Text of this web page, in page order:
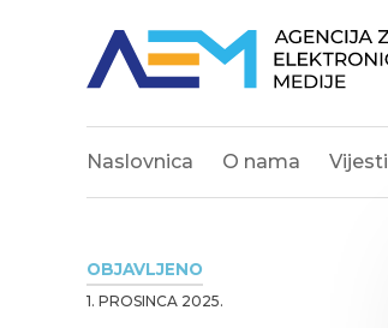
Naslovnica O nama Vijesti
OBJAVLJENO
1. PROSINCA 2025.